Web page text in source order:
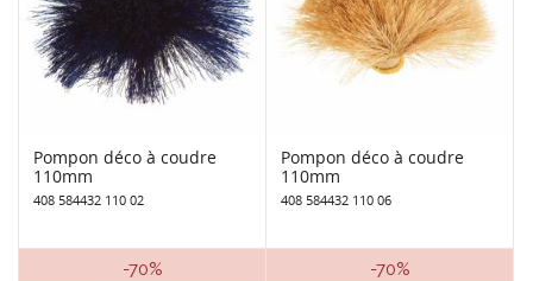
Pompon déco à coudre
110mm
408 584432 110 02
Pompon déco à coudre
110mm
408 584432 110 06
-70% -70%